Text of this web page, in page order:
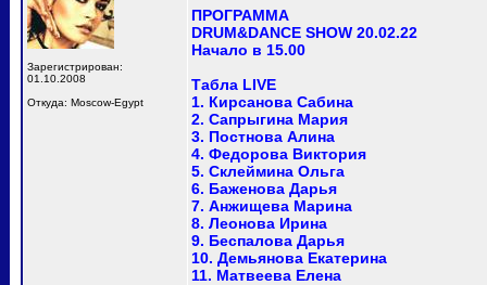
Зарегистрирован:
01.10.2008
Откуда: Moscow-Egypt
ПРОГРАММА
DRUM&DANCE SHOW 20.02.22
Начало в 15.00
Табла LIVE
1. Кирсанова Сабина
2. Сапрыгина Мария
3. Постнова Алина
4. Федорова Виктория
5. Склеймина Ольга
6. Баженова Дарья
7. Анжищева Марина
8. Леонова Ирина
9. Беспалова Дарья
10. Демьянова Екатерина
11. Матвеева Елена